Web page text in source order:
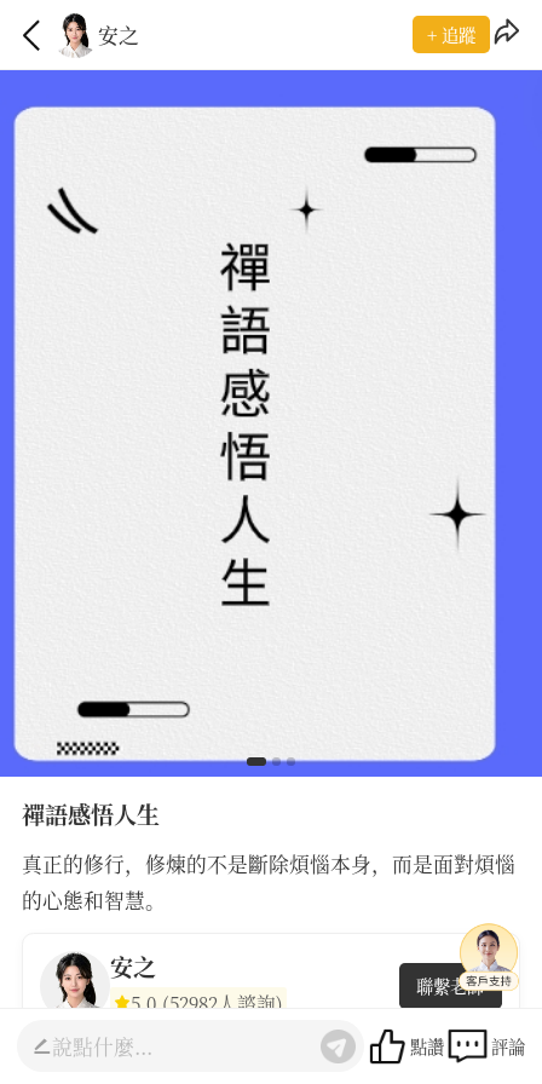
安之 + 追蹤
禪語感悟人生
真正的修行，修煉的不是斷除煩惱本身，而是面對煩惱
的心態和智慧。
安之
5.0 (52982人諮詢)
聯繫老師
點讚 評論